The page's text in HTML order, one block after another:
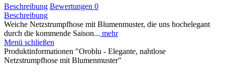
Beschreibung Bewertungen 0
Beschreibung
Weiche Netzstrumpfhose mit Blumenmuster, die uns hochelegant
durch die kommende Saison... mehr
Menü schließen
Produktinformationen "Oroblu - Elegante, nahtlose
Netzstrumpfhose mit Blumenmuster"